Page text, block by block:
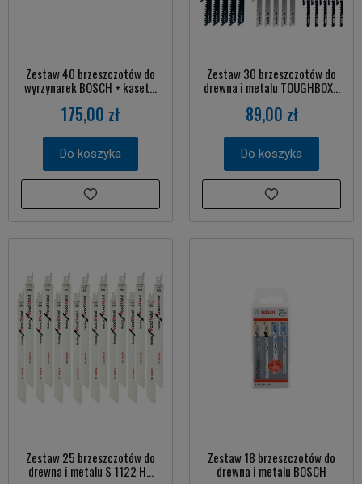
Zestaw 40 brzeszczotów do
wyrzynarek BOSCH + kaset...
175,00 zł
Do koszyka
Zestaw 30 brzeszczotów do
drewna i metalu TOUGHBOX...
89,00 zł
Do koszyka
Zestaw 25 brzeszczotów do
drewna i metalu S 1122 H...
Zestaw 18 brzeszczotów do
drewna i metalu BOSCH